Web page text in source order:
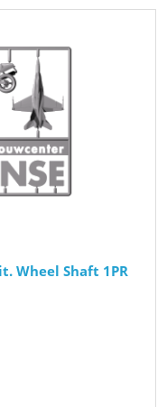
Wheel Shaft 1PR